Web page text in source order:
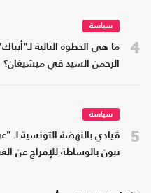
4
سياسة
ما هي الخطوة التالية
الرحمن السيد في ميشيغان؟
5
سياسة
تبون بالوساطة للإفراج عن